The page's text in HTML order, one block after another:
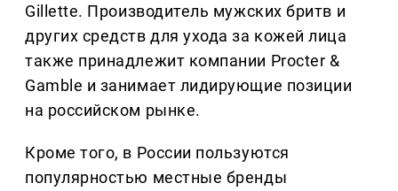
Gillette. Производитель мужских бритв и
других средств для ухода за кожей лица
также принадлежит компании Procter &
Gamble и занимает лидирующие позиции
на российском рынке.
Кроме того, в России пользуются
популярностью местные бренды